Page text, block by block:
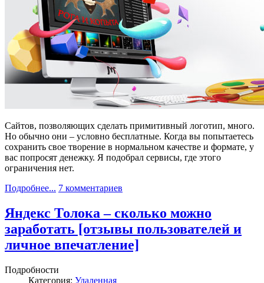
Сайтов, позволяющих сделать примитивный логотип, много.
Но обычно они – условно бесплатные. Когда вы попытаетесь
сохранить свое творение в нормальном качестве и формате, у
вас попросят денежку. Я подобрал сервисы, где этого
ограничения нет.
Подробнее... 7 комментариев
Яндекс Толока – сколько можно
заработать [отзывы пользователей и
личное впечатление]
Подробности
Категория: Удаленная